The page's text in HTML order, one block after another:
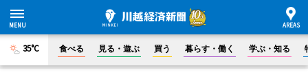
35°C 食べる 見る・遊ぶ 買う 暮らす・働く 学ぶ・知る